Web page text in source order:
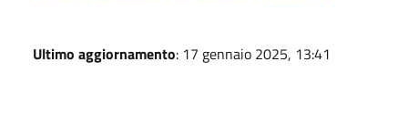
Ultimo aggiornamento: 17 gennaio 2025, 13:41